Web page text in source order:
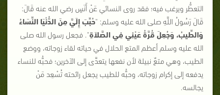
التعطُّر ويرغب فيه؛ فقد روى النسائي عَنْ أَنَسٍ رضي الله عنه قَالَ:
قَالَ رَسُولُ اللَّهِ صلى الله عليه وسلم: "حُبِّبَ إِلَيَّ مِنَ الدُّنْيَا النِّسَاءُ
وَالطِّيبُ، وَجُعِلَ قُرَّةُ عَيْنِي فِي الصَّلاَةِ". فجعل رسول الله صلى
الله عليه وسلم أعظم المتع الحلال في حياته لقاء زوجاته، ووضع
الطيب، وهي متعٌ نبيلة لأن نفعها يتعدَّى إلى الآخرين؛ فحبُّه للنساء
يدفعه إلى إكرام زوجاته، وحبُّه للطيب يجعل رائحته تُسْعِد مَنْ
يجالسه.